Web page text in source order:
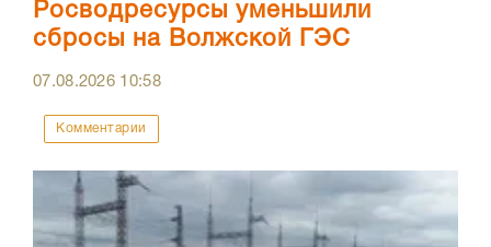
Росводресурсы уменьшили
сбросы на Волжской ГЭС
07.08.2026 10:58
Комментарии